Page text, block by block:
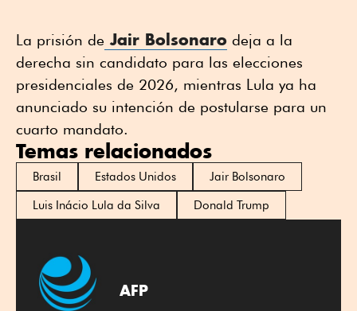
La prisión de Jair Bolsonaro deja a la
derecha sin candidato para las elecciones
presidenciales de 2026, mientras Lula ya ha
anunciado su intención de postularse para un
cuarto mandato.
Temas relacionados
Brasil Estados Unidos
Jair Bolsonaro
Luis Inácio Lula da Silva
Donald Trump
AFP